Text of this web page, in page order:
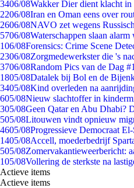
3406/08Wakker Dier dient klacht in
2206/08Iran en Oman eens over
2606/08NAVO zet wegens
5706/08Waterschappen slaan
106/08Forensics: Crime Scene
2306/08Zorgmedewerkster die 's
3706/08Random Pics van de Dag
1805/08Datalek bij Bol en de
3405/08Kind overleden na
605/08Nieuw slachtoffer in
305/08Geen Qatar en Abu Dhabi?
505/08Litouwen vindt opnieuw
4605/08Progressieve Democraat
1405/08Accell, moederbedrijf
505/08Zomervakantieweerbericht:
105/08Vollering de sterkste na
Actieve items
Actieve items